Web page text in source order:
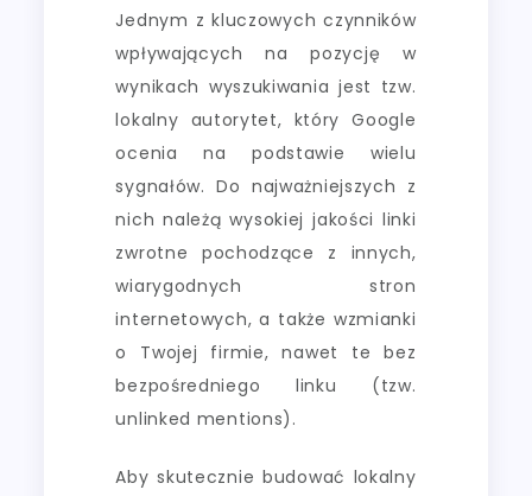
Jednym z kluczowych czynników
wpływających na pozycję w
wynikach wyszukiwania jest tzw.
lokalny autorytet, który Google
ocenia na podstawie wielu
sygnałów. Do najważniejszych z
nich należą wysokiej jakości linki
zwrotne pochodzące z innych,
wiarygodnych stron
internetowych, a także wzmianki
o Twojej firmie, nawet te bez
bezpośredniego linku (tzw.
unlinked mentions).
Aby skutecznie budować lokalny